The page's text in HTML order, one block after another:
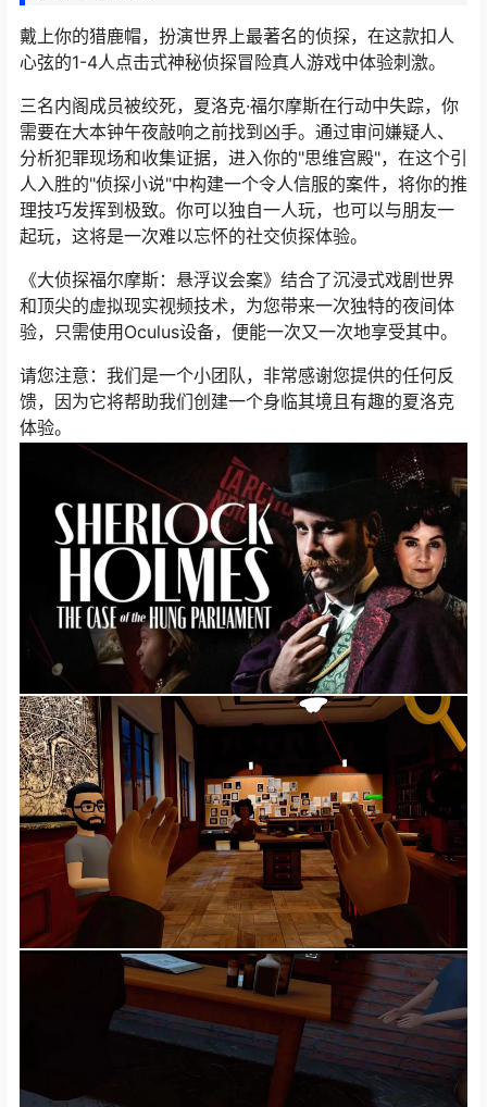
戴上你的猎鹿帽，扮演世界上最著名的侦探，在这款扣人
心弦的1-4人点击式神秘侦探冒险真人游戏中体验刺激。
三名内阁成员被绞死，夏洛克·福尔摩斯在行动中失踪，你
需要在大本钟午夜敲响之前找到凶手。通过审问嫌疑人、
分析犯罪现场和收集证据，进入你的"思维宫殿"，在这个引
人入胜的"侦探小说"中构建一个令人信服的案件，将你的推
理技巧发挥到极致。你可以独自一人玩，也可以与朋友一
起玩，这将是一次难以忘怀的社交侦探体验。
《大侦探福尔摩斯：悬浮议会案》结合了沉浸式戏剧世界
和顶尖的虚拟现实视频技术，为您带来一次独特的夜间体
验，只需使用Oculus设备，便能一次又一次地享受其中。
请您注意：我们是一个小团队，非常感谢您提供的任何反
馈，因为它将帮助我们创建一个身临其境且有趣的夏洛克
体验。